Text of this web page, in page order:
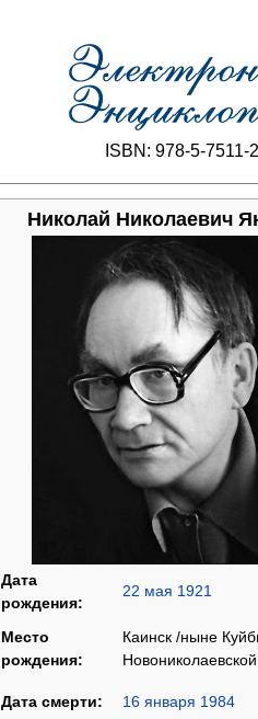
ISBN: 978-5-7511-
Николай Николаевич
Дата
рождения:
22 мая 1921
Место
рождения:
Каинск /ныне
Дата смерти: 16 января 1984